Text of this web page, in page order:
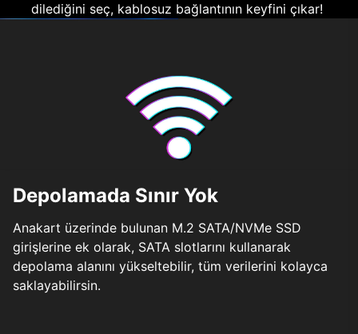
dilediğini seç, kablosuz bağlantının keyfini çıkar!
Depolamada Sınır Yok
Anakart üzerinde bulunan M.2 SATA/NVMe SSD
girişlerine ek olarak, SATA slotlarını kullanarak
depolama alanını yükseltebilir, tüm verilerini kolayca
saklayabilirsin.